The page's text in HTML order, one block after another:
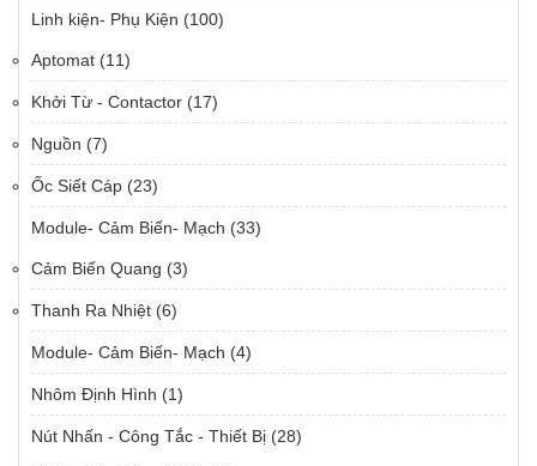
Linh kiện- Phụ Kiện (100)
Aptomat (11)
Khởi Từ - Contactor (17)
Nguồn (7)
Ốc Siết Cáp (23)
Module- Cảm Biến- Mạch (33)
Cảm Biến Quang (3)
Thanh Ra Nhiệt (6)
Module- Cảm Biến- Mạch (4)
Nhôm Định Hình (1)
Nút Nhấn - Công Tắc - Thiết Bị (28)